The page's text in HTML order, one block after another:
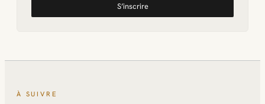
S’inscrire
À SUIVRE